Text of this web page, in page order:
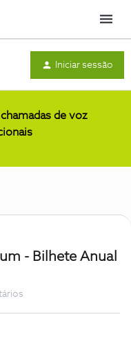
Menu
Iniciar sessão
de voz
- Bilhete Anual